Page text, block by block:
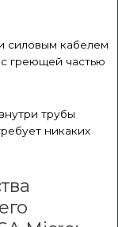
силовым кабелем
греющей частью
трубы
никаких